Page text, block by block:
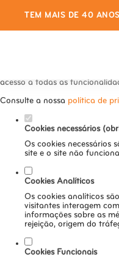
Defina as
cookies para
Este website utiliza cookies
acesso a todas as
Consulte a nossa política de
Cookies necessários
Os cookies necessários
site e o site não
Cookies Analíticos
Os cookies analíticos
visitantes interagem
informações sobre as
rejeição, origem do
Cookies Funcionais
TEM MAIS DE 40